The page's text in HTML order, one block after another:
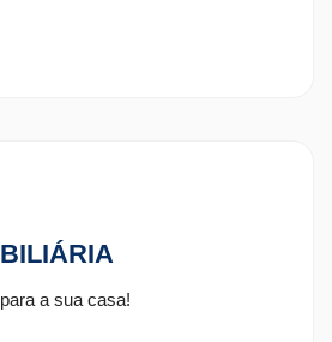
a sua casa!